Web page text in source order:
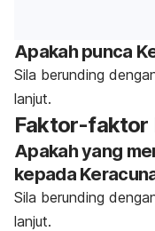
Apakah punca
Sila berunding
lanjut.
Faktor-faktor
Apakah yang
kepada
Sila berunding
lanjut.